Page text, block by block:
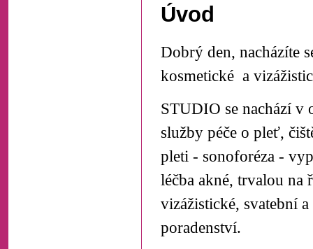
Úvod
Dobrý den, nacházíte
kosmetické a
STUDIO se nachází
služby péče o pleť,
pleti - sonoforéza -
léčba akné, trvalou na
vizážistické, svatební
poradenství.